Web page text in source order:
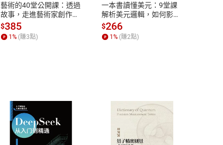
藝術的40堂公開課：透過
故事，走進藝術家創作現
場，看藝術如何誕生、如
何形塑人類生活【電子
書】
$385
1% (賺3點)
一本書讀懂美元：9堂課
解析美元邏輯，如何影響
全球經濟和每個人的投資
【電子書】
$266
1% (賺2點)